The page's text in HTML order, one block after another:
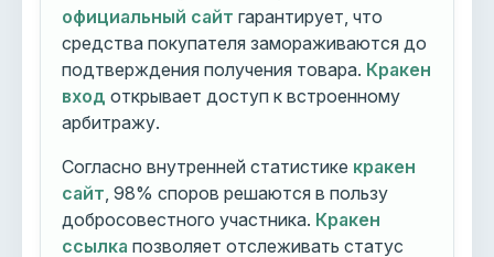
официальный сайт гарантирует, что
средства покупателя замораживаются до
подтверждения получения товара. Кракен
вход открывает доступ к встроенному
арбитражу.
Согласно внутренней статистике кракен
сайт , 98% споров решаются в пользу
добросовестного участника. Кракен
ссылка позволяет отслеживать статус